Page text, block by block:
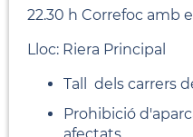
22.30 h Correfoc amb
Lloc: Riera Principal
Tall dels carrers
Prohibició